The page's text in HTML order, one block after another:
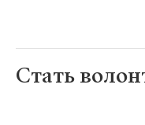
Стать